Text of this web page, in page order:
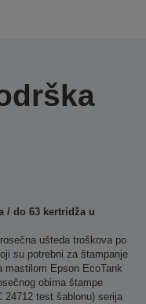
/ do 63 kertridža u
ušteda troškova po
su potrebni za štampanje
mastilom Epson EcoTank
obima štampe
24712 test šablonu) serija